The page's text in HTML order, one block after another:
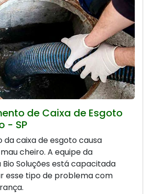
de Caixa de Esgoto
- SP
caixa de esgoto causa
cheiro. A equipe da
Soluções está capacitada
esse tipo de problema com